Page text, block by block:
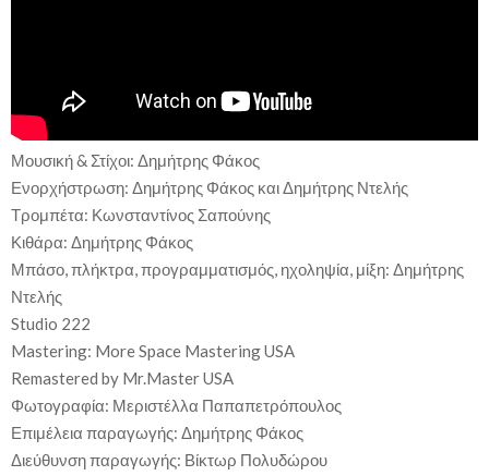
Μουσική & Στίχοι: Δημήτρης Φάκος
Ενορχήστρωση: Δημήτρης Φάκος και Δημήτρης Ντελής
Τρομπέτα: Κωνσταντίνος Σαπούνης
Κιθάρα: Δημήτρης Φάκος
Μπάσο, πλήκτρα, προγραμματισμός, ηχοληψία, μίξη: Δημήτρης
Ντελής
Studio 222
Mastering: More Space Mastering USA
Remastered by Mr.Master USA
Φωτογραφία: Μεριστέλλα Παπαπετρόπουλος
Επιμέλεια παραγωγής: Δημήτρης Φάκος
Διεύθυνση παραγωγής: Βίκτωρ Πολυδώρου